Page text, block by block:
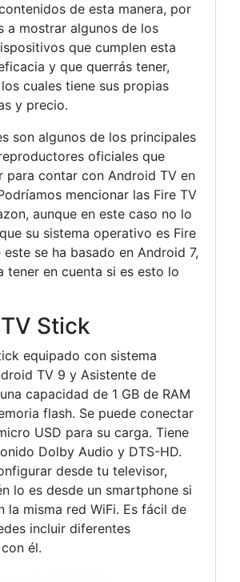
de esta manera, por
a mostrar algunos de los
que cumplen esta
y que querrás tener,
cuales tiene sus propias
y precio.
son algunos de los principales
oficiales que
para contar con Android TV en
mencionar las Fire TV
aunque en este caso no lo
su sistema operativo es Fire
este se ha basado en Android 7,
tener en cuenta si es esto lo
Stick
equipado con sistema
TV 9 y Asistente de
capacidad de 1 GB de RAM
flash. Se puede conectar
USD para su carga. Tiene
Dolby Audio y DTS-HD.
desde tu televisor,
lo es desde un smartphone si
la misma red WiFi. Es fácil de
incluir diferentes
él.